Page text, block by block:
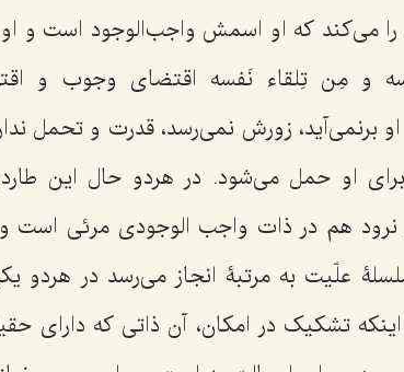
را مى‌کند که او اسمش واجب‌الوجود است
و مِن تِلقاء نَفسه اقتضاى وجوب و
برنمى‌آید، زورش نمى‌رسد، قدرت و تحمل
او حمل مى‌شود. در هردو حال این
نرود هم در ذات واجب‌ الوجودى مرئى است
علّیت به مرتبۀ انجاز مى‌رسد در هردو
تشکیک در امکان، آن ذاتى که داراى